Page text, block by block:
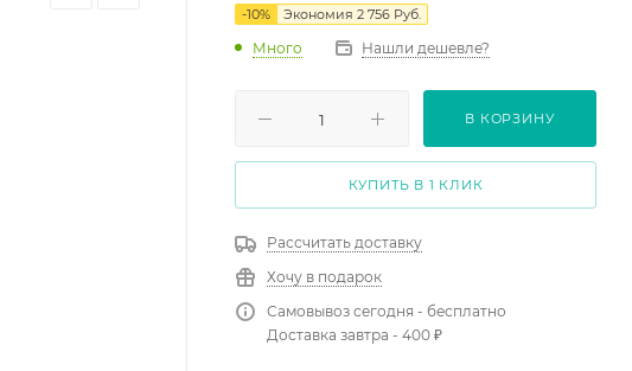
-10% Экономия 2 756 Руб.
Много Нашли дешевле?
В КОРЗИНУ
КУПИТЬ В 1 КЛИК
Рассчитать доставку
Хочу в подарок
Самовывоз сегодня - бесплатно
Доставка завтра - 400 ₽